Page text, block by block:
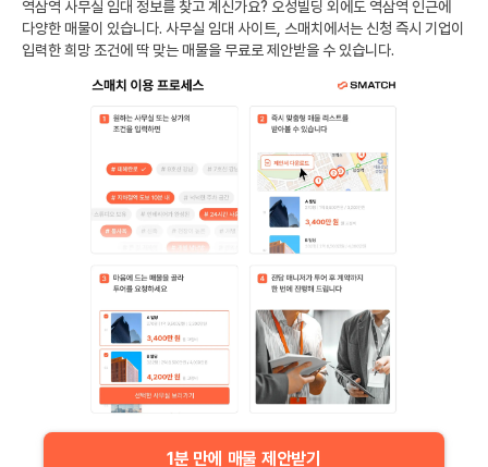
역삼역 사무실 임대 정보를 찾고 계신가요? 오성빌딩 외에도 역삼역 인근에
다양한 매물이 있습니다. 사무실 임대 사이트, 스매치에서는 신청 즉시 기업이
입력한 희망 조건에 딱 맞는 매물을 무료로 제안받을 수 있습니다.
1분 만에 매물 제안받기